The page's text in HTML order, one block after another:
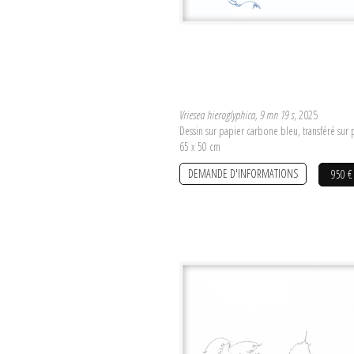
Vriesea hieroglyphica, 9 mn 19 s, 2025
Dessin sur papier carbone bleu, transféré sur
65 x 50 cm
950 €
DEMANDE D'INFORMATIONS